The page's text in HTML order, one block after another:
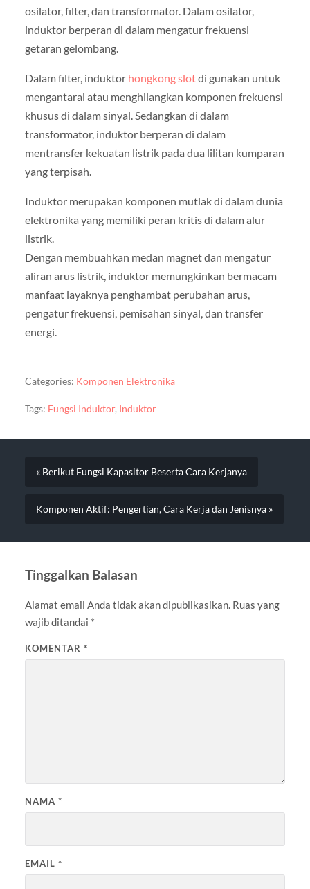
osilator, filter, dan transformator. Dalam osilator,
induktor berperan di dalam mengatur frekuensi
getaran gelombang.
Dalam filter, induktor hongkong slotdi gunakan untuk
mengantarai atau menghilangkan komponen frekuensi
khusus di dalam sinyal. Sedangkan di dalam
transformator, induktor berperan di dalam
mentransfer kekuatan listrik pada dua lilitan kumparan
yang terpisah.
Induktor merupakan komponen mutlak di dalam dunia
elektronika yang memiliki peran kritis di dalam alur
listrik.
Dengan membuahkan medan magnet dan mengatur
aliran arus listrik, induktor memungkinkan bermacam
manfaat layaknya penghambat perubahan arus,
pengatur frekuensi, pemisahan sinyal, dan transfer
energi.
Categories: Komponen Elektronika
Tags: Fungsi Induktor, Induktor
« Berikut Fungsi Kapasitor Beserta Cara Kerjanya
Komponen Aktif: Pengertian, Cara Kerja dan Jenisnya »
Tinggalkan Balasan
Alamat email Anda tidak akan dipublikasikan. Ruas yang
wajib ditandai *
KOMENTAR *
NAMA *
EMAIL *